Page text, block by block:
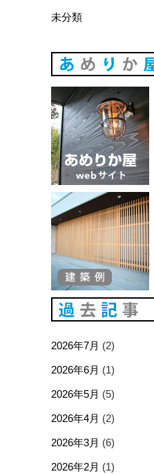
未分類
2026年7月 (2)
2026年6月 (1)
2026年5月 (5)
2026年4月 (2)
2026年3月 (6)
2026年2月 (1)